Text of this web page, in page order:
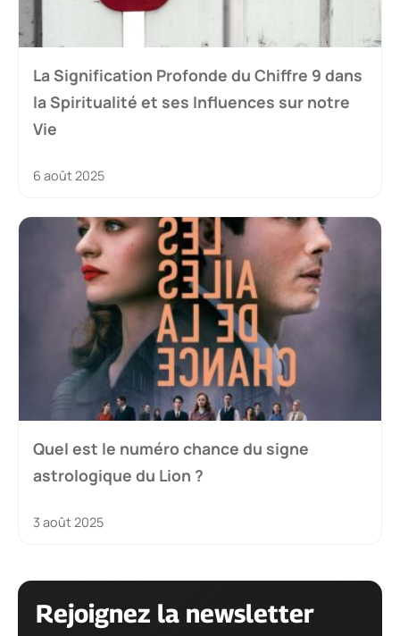
La Signification Profonde du Chiffre 9 dans
la Spiritualité et ses Influences sur notre
Vie
6 août 2025
Quel est le numéro chance du signe
astrologique du Lion ?
3 août 2025
Rejoignez la newsletter